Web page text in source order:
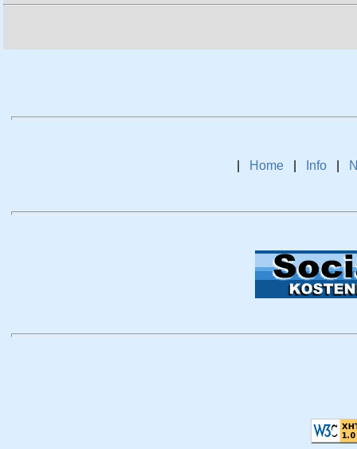
Home Info